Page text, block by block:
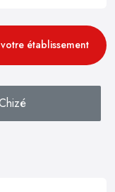
établissement